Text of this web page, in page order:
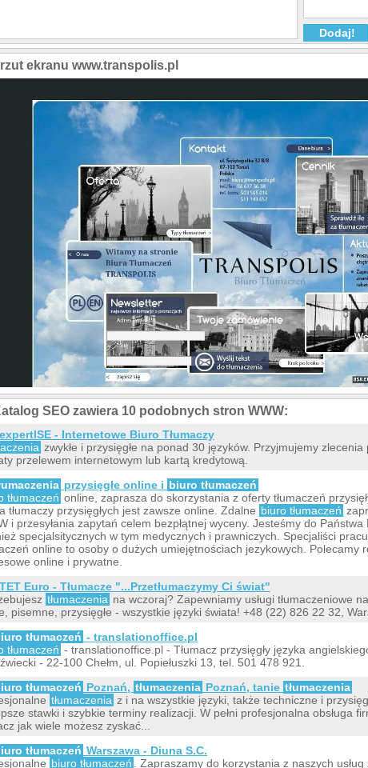
ekranu www.transpolis.pl
SEO zawiera 10 podobnych stron WWW:
- Internetowe Biuro Tłumaczy
zwykłe i przysięgłe na ponad 30 języków. Przyjmujemy
przelewem internetowym lub kartą kredytową.
przysięgłe online i biuro tłumaczeń
tłumaczeń online, zaprasza do skorzystania z oferty tłumaczeń
tłumaczy przysięgłych jest zawsze online. Zdalne biuro tłumaczeń
i przesyłania zapytań celem bezpłątnej wyceny. Jesteśmy do Państwa
specjalsitycznych w tym medycznych i prawniczych. Specjaliści
online to osoby o dużych umiejętnościach jezykowych. Polecamy
online i prywatne.
Euro - Tłumacze "...Przetłumaczymy Ci świat"
tłumaczenia na wczoraj? Zapewniamy usługi tłumaczeniowe
pisemne, przysięgłe - wszystkie języki świata! +48 (22) 826 22 32,
tłumaczeń - translationoffice.pl
tłumaczeń - translationoffice.pl - Tłumacz przysięgły języka
- 22-100 Chełm, ul. Popiełuszki 13, tel. 501 478 921.
tłumaczeń Poznań, tłumaczenia Poznań, tanie tłumaczenia
tłumaczenia z i na wszystkie języki, także techniczne i
stawki i szybkie terminy realizacji. W pełni profesjonalna obsługa
jak wiele możesz zyskać...
tłumaczeń Warszawa - Diuna S.C.
biuro tłumaczeń . Zapraszamy do korzystania z naszych